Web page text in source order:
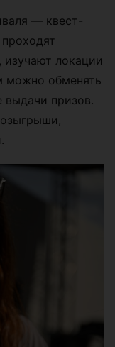
— квест-
изучают локации
можно обменять
выдачи призов.